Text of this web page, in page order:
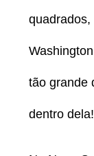
tão grande
dentro dela!